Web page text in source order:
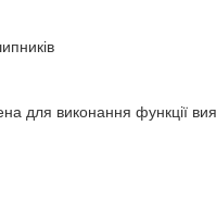
для виконання функції